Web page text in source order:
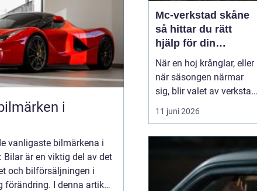
i
vanligaste bilmärkena i
Bilar är en viktig del av det
och bilförsäljningen i
förändring. I denna artikel
Mc-verkstad skåne
så hittar du rätt
hjälp för din
motorcykel
När en hoj krånglar, eller
när säsongen närmar
sig, blir valet av verkstad
snabbt avgörande. En
MC-verkstad Skåne
bra till geografiskt. Den
ska också ha kunskap,
rätt utrustning ...
11 juni 2026